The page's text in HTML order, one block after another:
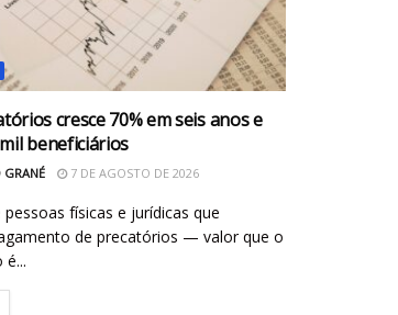
cresce 70% em seis anos e
beneficiários
GRANÉ 7 DE AGOSTO DE 2026
físicas e jurídicas que
de precatórios — valor que o
é...